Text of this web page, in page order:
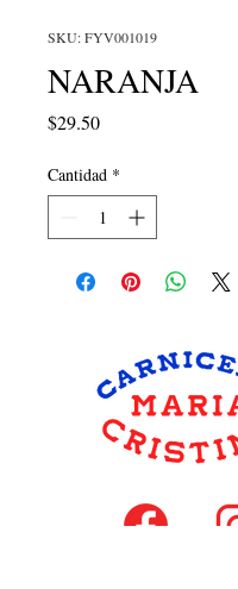
SKU: FYV001019
NARANJA
$29.50Precio
Cantidad *